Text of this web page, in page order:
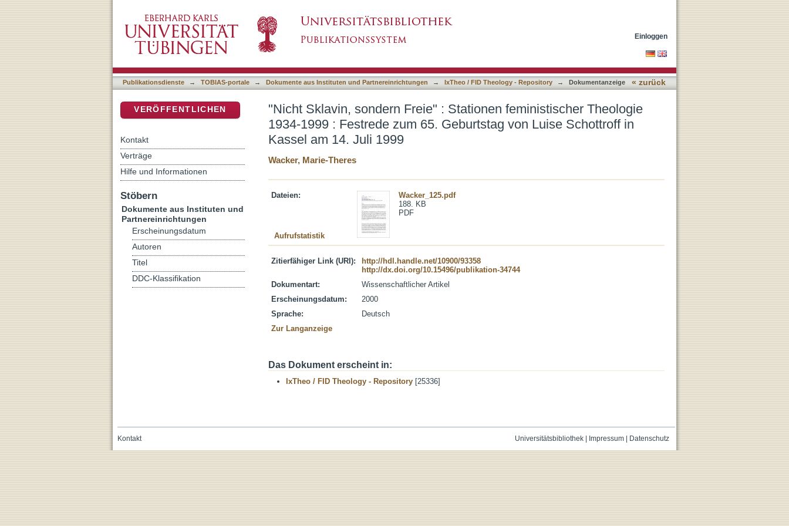
Geburtstag von Luise Schottroff in Kassel am 14. Juli 1999
Einloggen
Publikationsdienste → TOBIAS-portale → Dokumente aus Instituten und Partnereinrichtungen → IxTheo / FID Theology - Repository → Dokumentanzeige « zurück
"Nicht Sklavin, sondern Freie" : Stationen feministischer Theologie
1934-1999 : Festrede zum 65. Geburtstag von Luise Schottroff in
Kassel am 14. Juli 1999
Wacker, Marie-Theres
Dateien:
Wacker_125.pdf
188. KB
PDF
Aufrufstatistik
Zitierfähiger Link (URI):
http://hdl.handle.net/10900/93358
http://dx.doi.org/10.15496/publikation-34744
Dokumentart:
Wissenschaftlicher Artikel
Erscheinungsdatum:
2000
Sprache:
Deutsch
Zur Langanzeige
Das Dokument erscheint in:
IxTheo / FID Theology - Repository [25336]
VERÖFFENTLICHEN
Kontakt
Verträge
Hilfe und Informationen
Stöbern
Dokumente aus Instituten und
Partnereinrichtungen
Erscheinungsdatum
Autoren
Titel
DDC-Klassifikation
Universitätsbibliothek| Impressum| Datenschutz
Kontakt